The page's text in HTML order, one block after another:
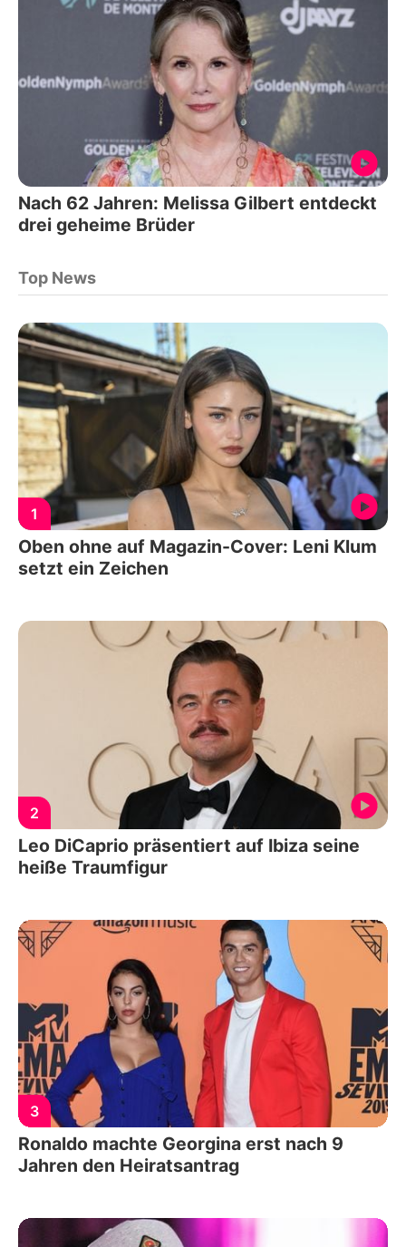
Nach 62 Jahren: Melissa Gilbert entdeckt
drei geheime Brüder
Top News
1
Oben ohne auf Magazin-Cover: Leni Klum
setzt ein Zeichen
2
Leo DiCaprio präsentiert auf Ibiza seine
heiße Traumfigur
3
Ronaldo machte Georgina erst nach 9
Jahren den Heiratsantrag